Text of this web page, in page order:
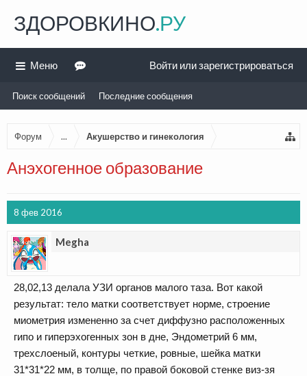
Форум ... Акушерство и гинекология
Анэхогенное образование
8 фев 2016
Megha
28,02,13 делала УЗИ органов малого таза. Вот какой
результат: тело матки соответствует норме, строение
миометрия измененно за счет диффузно расположенных
гипо и гиперэхогенных зон в дне, Эндометрий 6 мм,
трехслоеный, контуры четкие, ровные, шейка матки
31*31*22 мм, в толще, по правой боковой стенке виз-зя
ЗДОРОВКИНО.РУ
Меню
Поиск сообщений Последние сообщения
Войти или зарегистрироваться